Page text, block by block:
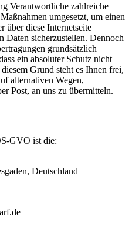
Verantwortliche zahlreiche
umgesetzt, um einen
über diese Internetseite
Daten sicherzustellen. Dennoch
grundsätzlich
ein absoluter Schutz nicht
Grund steht es Ihnen frei,
alternativen Wegen,
Post, an uns zu übermitteln.
GVO ist die:
Deutschland